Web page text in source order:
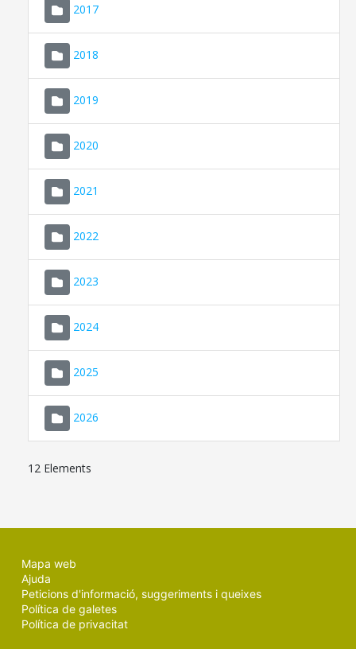
2017
2018
2019
2020
2021
2022
2023
2024
2025
2026
12 Elements
Mapa web
Ajuda
Peticions d'informació, suggeriments i queixes
Política de galetes
Política de privacitat